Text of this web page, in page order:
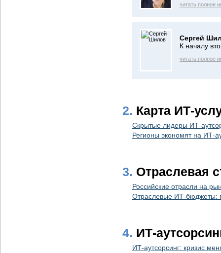
читать полное
Сергей
К началу
читать полное
2. Карта ИТ-
Скрытые лидеры ИТ-
Регионы экономят на ИТ-
3. Отраслевая
Российские отрасли на
Отраслевые ИТ-бюджеты:
4. ИТ-
ИТ-аутсорсинг: кризис